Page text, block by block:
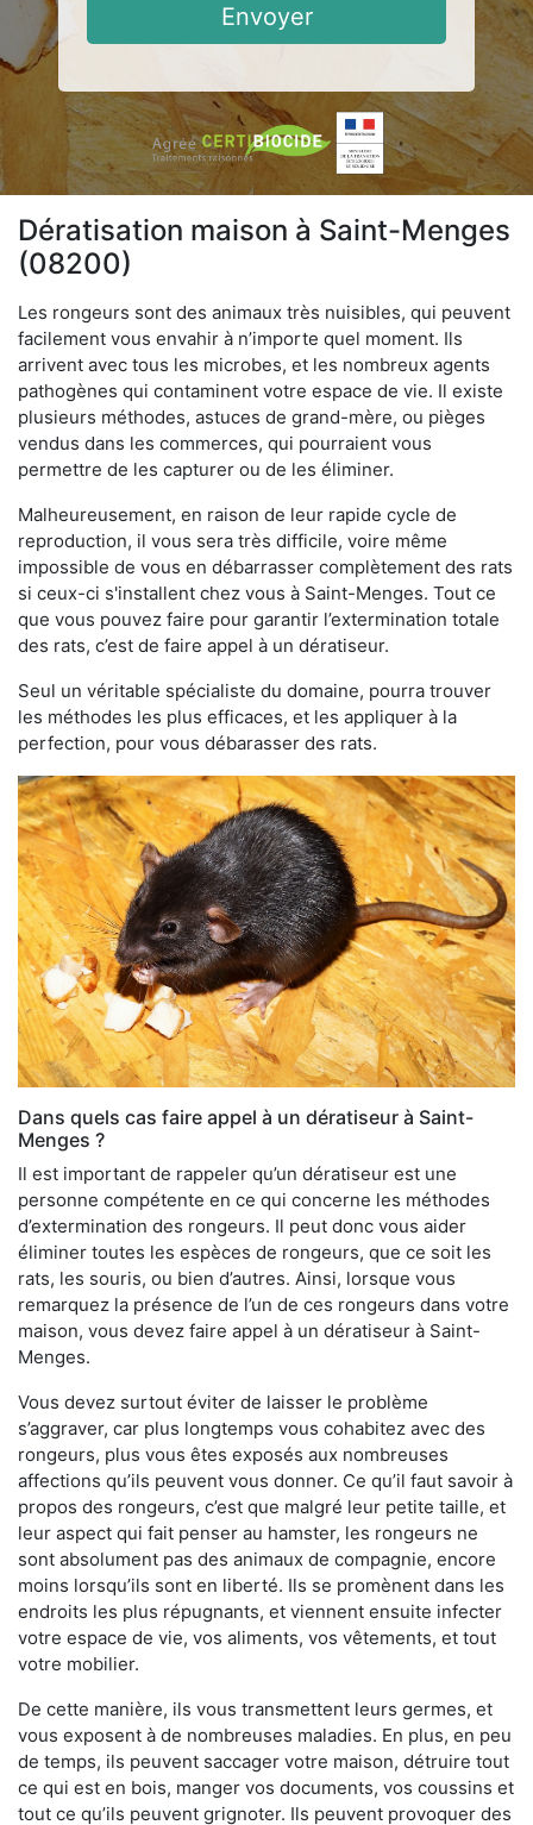
Envoyer
Dératisation maison à Saint-Menges
(08200)
Les rongeurs sont des animaux très nuisibles, qui peuvent
facilement vous envahir à n’importe quel moment. Ils
arrivent avec tous les microbes, et les nombreux agents
pathogènes qui contaminent votre espace de vie. Il existe
plusieurs méthodes, astuces de grand-mère, ou pièges
vendus dans les commerces, qui pourraient vous
permettre de les capturer ou de les éliminer.
Malheureusement, en raison de leur rapide cycle de
reproduction, il vous sera très difficile, voire même
impossible de vous en débarrasser complètement des rats
si ceux-ci s'installent chez vous à Saint-Menges. Tout ce
que vous pouvez faire pour garantir l’extermination totale
des rats, c’est de faire appel à un dératiseur.
Seul un véritable spécialiste du domaine, pourra trouver
les méthodes les plus efficaces, et les appliquer à la
perfection, pour vous débarasser des rats.
Dans quels cas faire appel à un dératiseur à Saint-
Menges ?
Il est important de rappeler qu’un dératiseur est une
personne compétente en ce qui concerne les méthodes
d’extermination des rongeurs. Il peut donc vous aider
éliminer toutes les espèces de rongeurs, que ce soit les
rats, les souris, ou bien d’autres. Ainsi, lorsque vous
remarquez la présence de l’un de ces rongeurs dans votre
maison, vous devez faire appel à un dératiseur à Saint-
Menges.
Vous devez surtout éviter de laisser le problème
s’aggraver, car plus longtemps vous cohabitez avec des
rongeurs, plus vous êtes exposés aux nombreuses
affections qu’ils peuvent vous donner. Ce qu’il faut savoir à
propos des rongeurs, c’est que malgré leur petite taille, et
leur aspect qui fait penser au hamster, les rongeurs ne
sont absolument pas des animaux de compagnie, encore
moins lorsqu’ils sont en liberté. Ils se promènent dans les
endroits les plus répugnants, et viennent ensuite infecter
votre espace de vie, vos aliments, vos vêtements, et tout
votre mobilier.
De cette manière, ils vous transmettent leurs germes, et
vous exposent à de nombreuses maladies. En plus, en peu
de temps, ils peuvent saccager votre maison, détruire tout
ce qui est en bois, manger vos documents, vos coussins et
tout ce qu’ils peuvent grignoter. Ils peuvent provoquer des